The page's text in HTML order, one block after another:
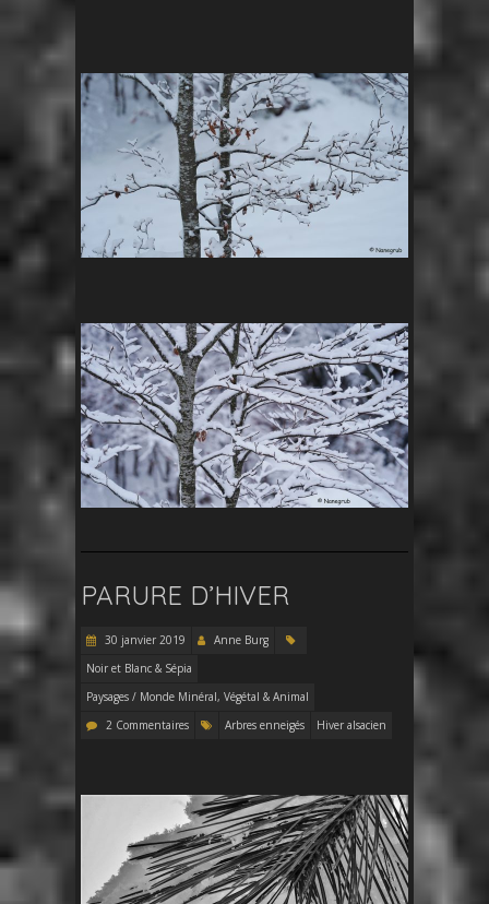
PARURE D’HIVER
30 janvier 2019
Anne Burg
Noir et Blanc & Sépia
Paysages / Monde Minéral, Végétal & Animal
2 Commentaires
Arbres enneigés Hiver alsacien